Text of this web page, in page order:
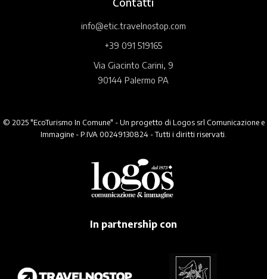
info@etic.travelnostop.com
+39 091 519165
Via Giacinto Carini, 9
90144 Palermo PA
© 2025 "EcoTurismo In Comune" - Un progetto di Logos srl Comunicazione e
Immagine - P.IVA 00249130824 - Tutti i diritti riservati.
In partnership con